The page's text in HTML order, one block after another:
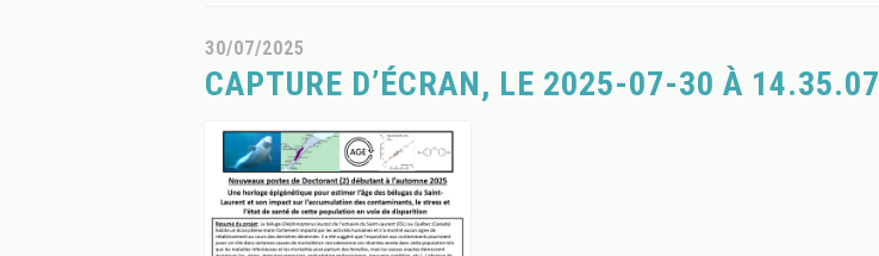
30/07/2025
CAPTURE D’ÉCRAN, LE 2025-07-30 À 14.35.07